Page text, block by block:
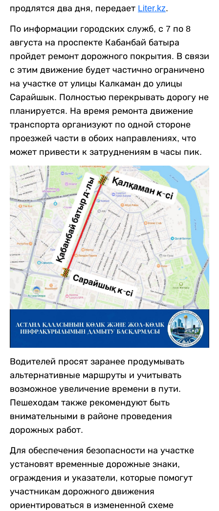
продлятся два дня, передает Liter.kz.
По информации городских служб, с 7 по 8
августа на проспекте Кабанбай батыра
пройдет ремонт дорожного покрытия. В связи
с этим движение будет частично ограничено
на участке от улицы Калкаман до улицы
Сарайшык. Полностью перекрывать дорогу не
планируется. На время ремонта движение
транспорта организуют по одной стороне
проезжей части в обоих направлениях, что
может привести к затруднениям в часы пик.
Водителей просят заранее продумывать
альтернативные маршруты и учитывать
возможное увеличение времени в пути.
Пешеходам также рекомендуют быть
внимательными в районе проведения
дорожных работ.
Для обеспечения безопасности на участке
установят временные дорожные знаки,
ограждения и указатели, которые помогут
участникам дорожного движения
ориентироваться в измененной схеме